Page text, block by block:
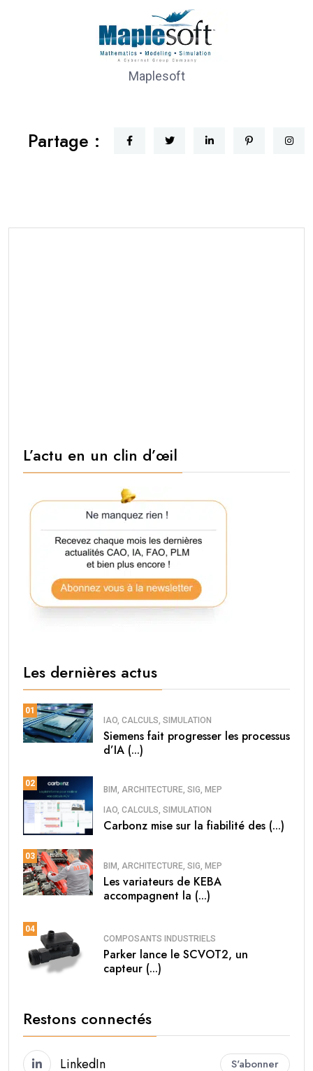
Maplesoft
Partage :
L’actu en un clin d’œil
Les dernières actus
01
IAO, CALCULS, SIMULATION
Siemens fait progresser les processus
d’IA (...)
02
BIM, ARCHITECTURE, SIG, MEP
IAO, CALCULS, SIMULATION
Carbonz mise sur la fiabilité des (...)
03
BIM, ARCHITECTURE, SIG, MEP
Les variateurs de KEBA
accompagnent la (...)
04
COMPOSANTS INDUSTRIELS
Parker lance le SCVOT2, un
capteur (...)
Restons connectés
LinkedIn S'abonner